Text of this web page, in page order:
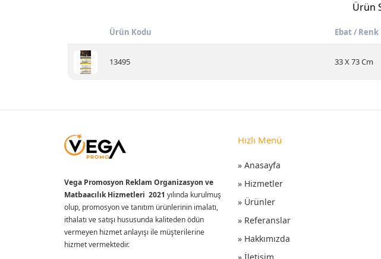
Ürün
Ürün Kodu Ebat / Renk
13495 33 X 73 Cm
Vega Promosyon Reklam Organizasyon ve
Matbaacılık Hizmetleri 2021 yılında kurulmuş
olup, promosyon ve tanıtım ürünlerinin imalatı,
ithalatı ve satışı hususunda kaliteden ödün
vermeyen hizmet anlayışı ile müşterilerine
hizmet vermektedir.
Hızlı Menü
» Anasayfa
» Hizmetler
» Ürünler
» Referanslar
» Hakkımızda